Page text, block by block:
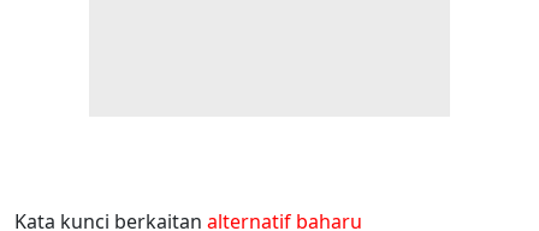
Kata kunci berkaitan alternatif baharu